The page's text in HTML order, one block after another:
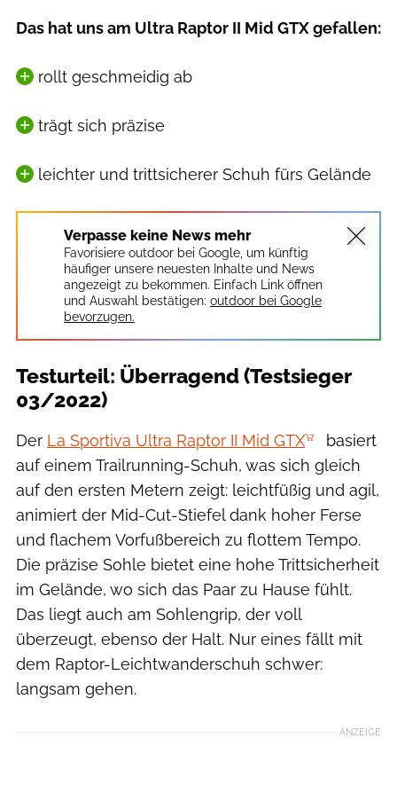
Das hat uns am Ultra Raptor II Mid GTX gefallen:
rollt geschmeidig ab
trägt sich präzise
leichter und trittsicherer Schuh fürs Gelände
Verpasse keine News mehr
Favorisiere outdoor bei Google, um künftig
häufiger unsere neuesten Inhalte und News
angezeigt zu bekommen. Einfach Link öffnen
und Auswahl bestätigen: outdoor bei Google
bevorzugen.
Testurteil: Überragend (Testsieger
03/2022)
Der La Sportiva Ultra Raptor II Mid GTX
basiert
auf einem Trailrunning-Schuh, was sich gleich
auf den ersten Metern zeigt: leichtfüßig und agil,
animiert der Mid-Cut-Stiefel dank hoher Ferse
und flachem Vorfußbereich zu flottem Tempo.
Die präzise Sohle bietet eine hohe Trittsicherheit
im Gelände, wo sich das Paar zu Hause fühlt.
Das liegt auch am Sohlengrip, der voll
überzeugt, ebenso der Halt. Nur eines fällt mit
dem Raptor-Leichtwanderschuh schwer:
langsam gehen.
ANZEIGE